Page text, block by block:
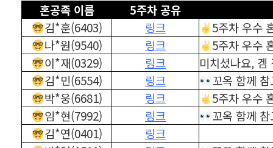
혼공족 이름 5주차 공유
김*훈(6403) 링크
5주차 우수
나*원(9540)
링크
5주차 우수
이*재(0329)
링크
미치셨나요, 겜
김*민(6554)
링크
꼬옥 함께
박*웅(6681)
링크
5주차 우수
임*현(7992)
링크
꼬옥 함께
김*연(0401)
링크